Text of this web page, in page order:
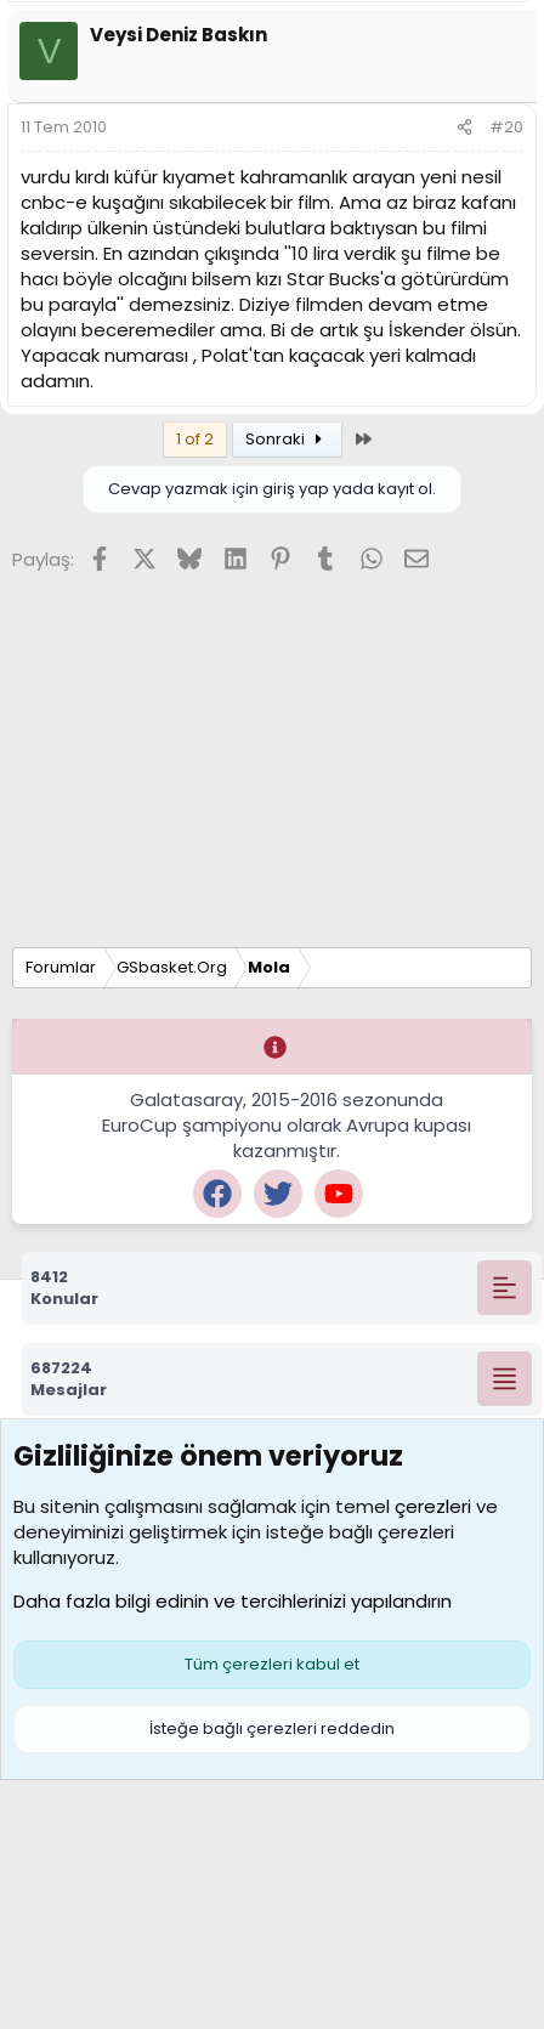
V Veysi Deniz Baskın
11 Tem 2010 #20
vurdu kırdı küfür kıyamet kahramanlık arayan yeni nesil
cnbc-e kuşağını sıkabilecek bir film. Ama az biraz kafanı
kaldırıp ülkenin üstündeki bulutlara baktıysan bu filmi
seversin. En azından çıkışında ''10 lira verdik şu filme be
hacı böyle olcağını bilsem kızı Star Bucks'a götürürdüm
bu parayla'' demezsiniz. Diziye filmden devam etme
olayını beceremediler ama. Bi de artık şu İskender ölsün.
Yapacak numarası , Polat'tan kaçacak yeri kalmadı
adamın.
1 of 2 Sonraki
Cevap yazmak için giriş yap yada kayıt ol.
Paylaş: FacebookX (Twitter)
BlueskyLinkedInPinterest
TumblrWhatsApp
E-posta
Forumlar GSbasket.Org Mola
Galatasaray, 2015-2016 sezonunda
EuroCup şampiyonu olarak Avrupa kupası
kazanmıştır.
8412
Konular
687224
Mesajlar
7388
Kullanıcılar
borabekirogluu
Son üye
Çerezler
S
Gizliliğinize önem veriyoruz
Bu sitenin çalışmasını sağlamak için temelçerezlerive
deneyiminizi geliştirmek için isteğe bağlı çerezleri
kullanıyoruz.
Daha fazla bilgi edinin ve tercihlerinizi yapılandırın
Tüm çerezleri kabul et
İsteğe bağlı çerezleri reddedin